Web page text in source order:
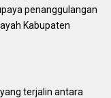
penanggulangan
Kabupaten
terjalin antara